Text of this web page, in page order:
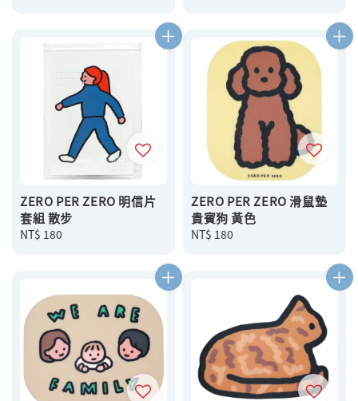
ZERO PER ZERO 明信片
套組 散步
Regular
NT$ 180
ZERO PER ZERO 滑鼠墊
貴賓狗 黃色
Regular
NT$ 180